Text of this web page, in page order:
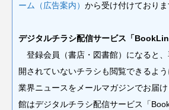
ーム（広告案内） から受け付けておりま
デジタルチラシ配信サービス「
登録会員（書店・図書館）になると
開されていないチラシも閲覧できるよ
業界ニュースをメールマガジンでお届
館はデジタルチラシ配信サービス「